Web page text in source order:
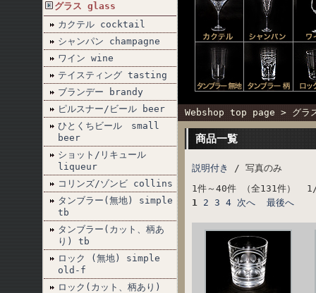
グラス glass
カクテル cocktail
シャンパン champagne
ワイン wine
テイスティング tasting
ブランデー brandy
ピルスナー/ビール beer
ひとくちビール small
beer
ショット/リキュール
liqueur
コリンズ/ゾンビ collins
タンブラー(無地) simple
tb
タンブラー(カット、柄あ
り) tb
ロック (無地) simple
old-f
ロック(カット、柄あり)
Webshop top page > グ
商品一覧
説明付き
/ 写真のみ
1件～40件 （全131件）
1 2 3 4 次へ 最後へ